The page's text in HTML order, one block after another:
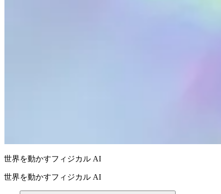
世界を動かすフィジカル AI
世界を動かすフィジカル AI